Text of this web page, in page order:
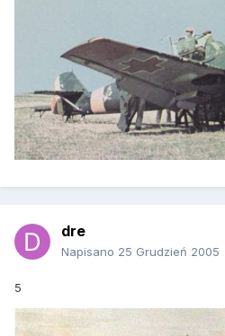
dre
Napisano 25 Grudzień 2005
5